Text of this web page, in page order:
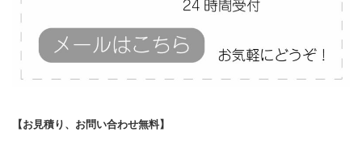
【お見積り、お問い合わせ無料】